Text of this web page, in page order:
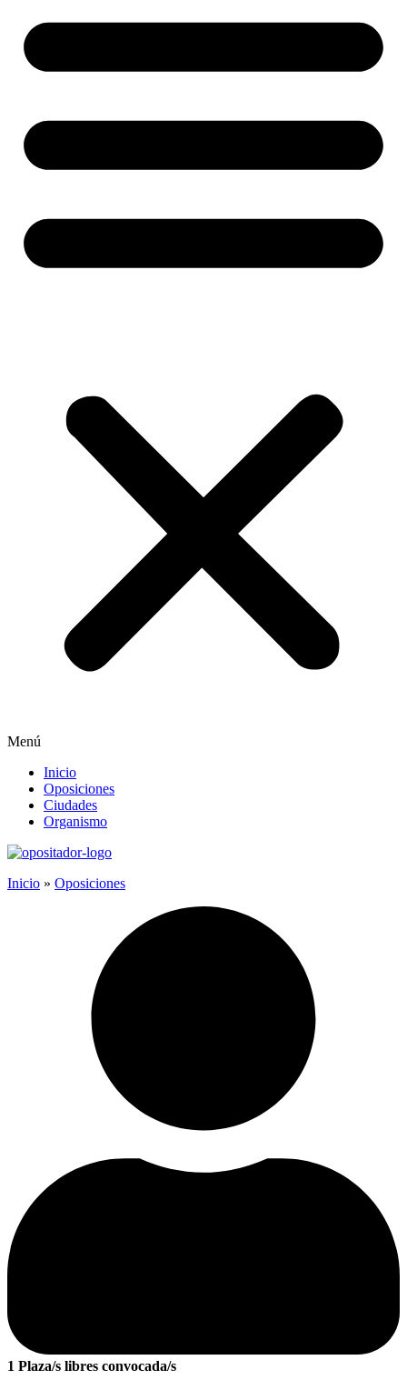
Menú
Inicio
Oposiciones
Ciudades
Organismo
Inicio » Oposiciones
1 Plaza/s libres convocada/s